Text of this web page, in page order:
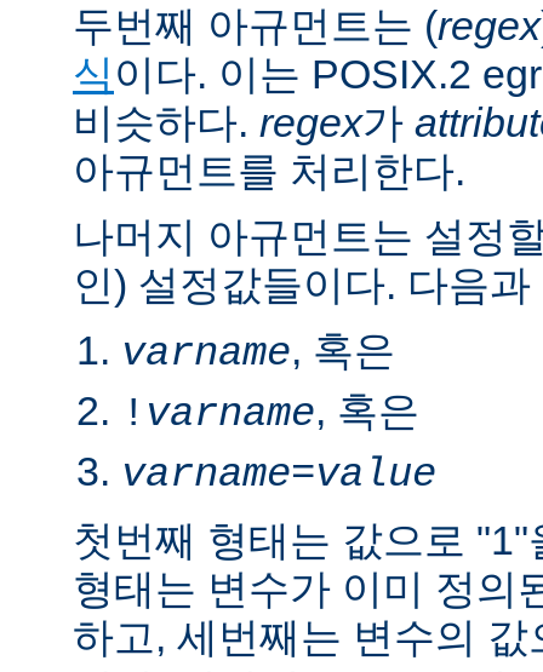
두번째 아규먼트는 (regex
식 이다. 이는 POSIX.2
비슷하다. regex가
아규먼트를 처리한다.
나머지 아규먼트는 설정
인) 설정값들이다. 다음
varname, 혹은
! varname, 혹은
varname=value
첫번째 형태는 값으로
형태는 변수가 이미 정의
하고, 세번째는 변수의